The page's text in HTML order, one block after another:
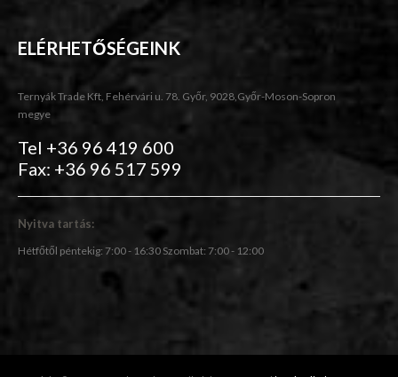
ELÉRHETŐSÉGEINK
Ternyák Trade Kft, Fehérvári u. 78. Győr, 9028,Győr-Moson-Sopron
megye
Tel +36 96 419 600
Fax: +36 96 517 599
Nyitva tartás:
Hétfőtől péntekig: 7:00 - 16:30 Szombat: 7:00 - 12:00